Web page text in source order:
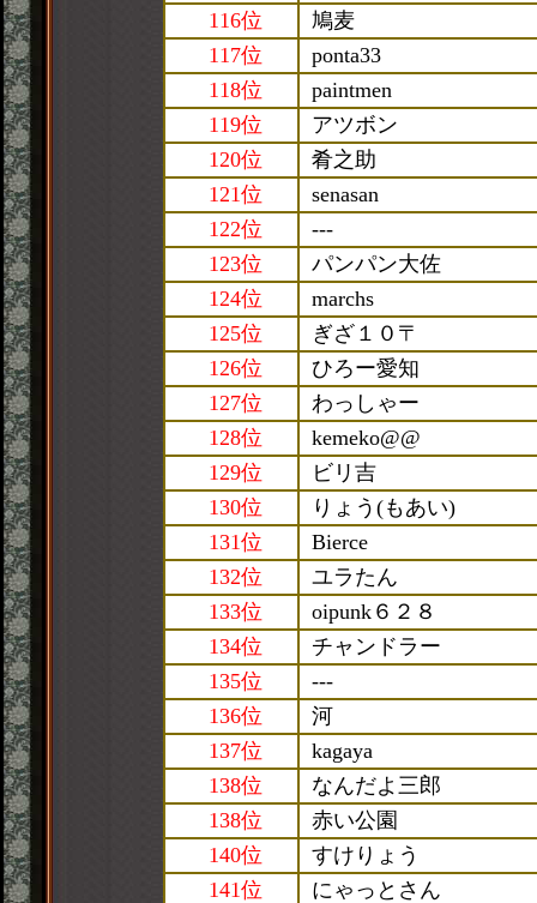
116位
鳩麦
117位
ponta33
118位
paintmen
119位
アツボン
120位
肴之助
121位
senasan
122位
---
123位
パンパン大佐
124位
marchs
125位
ぎざ１０〒
126位
ひろー愛知
127位
わっしゃー
128位
kemeko@@
129位
ビリ吉
130位
りょう(もあい)
131位
Bierce
132位
ユラたん
133位
oipunk６２８
134位
チャンドラー
135位
---
136位
河
137位
kagaya
138位
なんだよ三郎
138位
赤い公園
140位
すけりょう
141位
にゃっとさん